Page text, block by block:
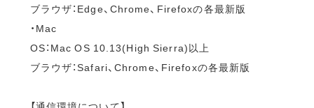
ブラウザ：Edge、Chrome、Firefoxの各最新版
・Mac
OS：Mac OS 10.13(High Sierra)以上
ブラウザ：Safari、Chrome、Firefoxの各最新版